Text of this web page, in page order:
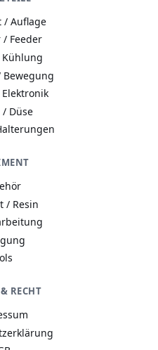
gestatten Sie den
Website: Technisch
/ Auflage
/ Feeder
Bewegung
/ Düse
/ Resin
RECHT